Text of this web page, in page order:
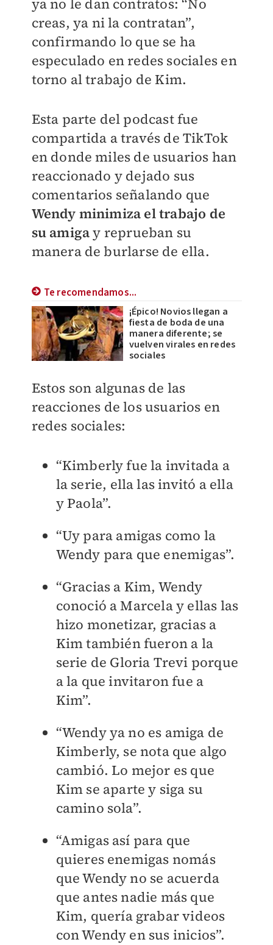
ya no le dan contratos: “No
creas, ya ni la contratan”,
confirmando lo que se ha
especulado en redes sociales en
torno al trabajo de Kim.
Esta parte del podcast fue
compartida a través de TikTok
en donde miles de usuarios han
reaccionado y dejado sus
comentarios señalando que
Wendy minimiza el trabajo de
su amigay reprueban su
manera de burlarse de ella.
Te recomendamos...
¡Épico! Novios llegan a
fiesta de boda de una
manera diferente; se
vuelven virales en redes
sociales
Estos son algunas de las
reacciones de los usuarios en
redes sociales:
“Kimberly fue la invitada a
la serie, ella las invitó a ella
y Paola”.
“Uy para amigas como la
Wendy para que enemigas”.
“Gracias a Kim, Wendy
conoció a Marcela y ellas las
hizo monetizar, gracias a
Kim también fueron a la
serie de Gloria Trevi porque
a la que invitaron fue a
Kim”.
“Wendy ya no es amiga de
Kimberly, se nota que algo
cambió. Lo mejor es que
Kim se aparte y siga su
camino sola”.
“Amigas así para que
quieres enemigas nomás
que Wendy no se acuerda
que antes nadie más que
Kim, quería grabar videos
con Wendy en sus inicios”.